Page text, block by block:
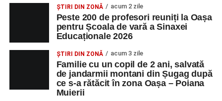
apelului la economii al Guvernului Bolojan
Duminică, 23 august 2026, Râpa Roșie găzduiește
cea de-a III-a ediție a concursului „CicloAventurier
Primul concert din cadrul String Symphonic Camp
2026 a adus emoție și aplauze la Sebeș
echilibru și continuitate.
Multă putere, inspirație și rezultate frumoase în noul
Aveți toată susținerea pentru proiecte care unesc oamenii
și dau valoare comunității.
Împreună construim mai mult decât o organizație —
ȘTIRI DIN ZONĂ acum 2 zile
Peste 200 de profesori reuniți la Oașa
pentru Școala de vară a Sinaxei
Educaționale 2026
ȘTIRI DIN ZONĂ acum 3 zile
Familie cu un copil de 2 ani, salvată
de jandarmii montani din Șugag după
ce s-a rătăcit în zona Oașa – Poiana
Muierii